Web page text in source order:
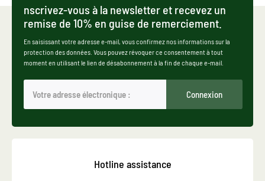
nscrivez-vous à la newsletter et recevez un
remise de 10% en guise de remerciement.
En saisissant votre adresse e-mail, vous confirmez nos informations sur la
protection des données. Vous pouvez révoquer ce consentement à tout
moment en utilisant le lien de désabonnement à la fin de chaque e-mail.
Connexion
Hotline assistance